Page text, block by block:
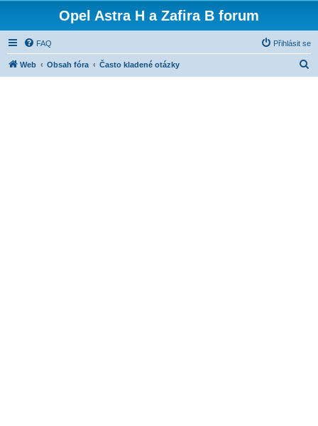
Opel Astra H a Zafira B forum
FAQ Přihlásit se
Web Obsah fóra Často kladené otázky